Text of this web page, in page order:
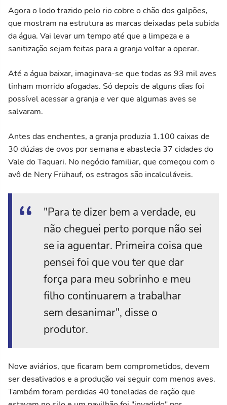
Agora o lodo trazido pelo rio cobre o chão dos galpões,
que mostram na estrutura as marcas deixadas pela subida
da água. Vai levar um tempo até que a limpeza e a
sanitização sejam feitas para a granja voltar a operar.
Até a água baixar, imaginava-se que todas as 93 mil aves
tinham morrido afogadas. Só depois de alguns dias foi
possível acessar a granja e ver que algumas aves se
salvaram.
Antes das enchentes, a granja produzia 1.100 caixas de
30 dúzias de ovos por semana e abastecia 37 cidades do
Vale do Taquari. No negócio familiar, que começou com o
avô de Nery Frühauf, os estragos são incalculáveis.
"Para te dizer bem a verdade, eu
não cheguei perto porque não sei
se ia aguentar. Primeira coisa que
pensei foi que vou ter que dar
força para meu sobrinho e meu
filho continuarem a trabalhar
sem desanimar", disse o
produtor.
Nove aviários, que ficaram bem comprometidos, devem
ser desativados e a produção vai seguir com menos aves.
Também foram perdidas 40 toneladas de ração que